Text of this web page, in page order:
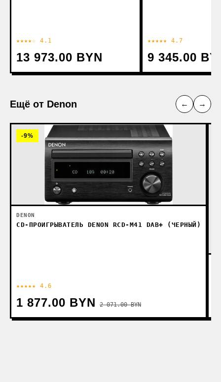
★★★★☆ 4.1
13 973.00 BYN
★★★★★ 4.7
9 345.00
Ещё от Denon ← →
-9%
DENON
CD-ПРОИГРЫВАТЕЛЬ DENON RCD-M41 DAB+ (ЧЕРНЫЙ)
★★★★★ 4.6
1 877.00 BYN 2 071.00 BYN